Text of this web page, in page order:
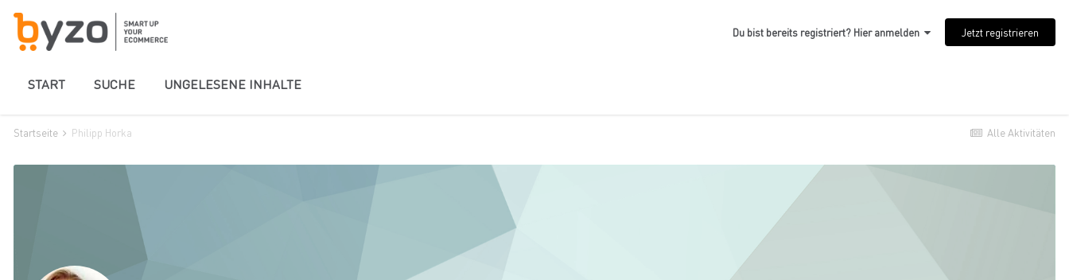
Du bist bereits registriert? Hier anmelden Jetzt registrieren
START SUCHE UNGELESENE INHALTE
Alle Aktivitäten
Startseite Philipp Horka